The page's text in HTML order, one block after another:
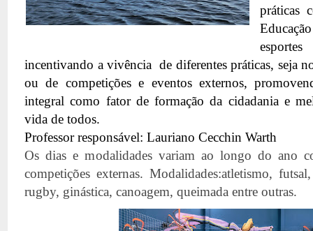
práticas
incentivando a vivência  de diferentes práticas, seja
ou de competições e eventos externos,
integral como fator de formação da cidadania e
vida de todos.
Professor responsável: Lauriano Cecchin Warth
Os dias e modalidades variam ao longo do ano
competições externas. Modalidades:atletismo,
rugby, ginástica, canoagem, queimada entre outras.